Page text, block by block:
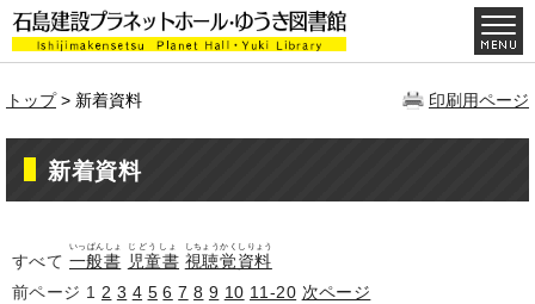
印刷用ページ
トップ > 新着資料
新着資料
すべて 一般書
いっぱんしょ
児童書
じどうしょ
視聴覚資料
しちょうかくしりょう
前ページ 1 2 3 4 5 6 7 8 9 10 11-20 次ページ